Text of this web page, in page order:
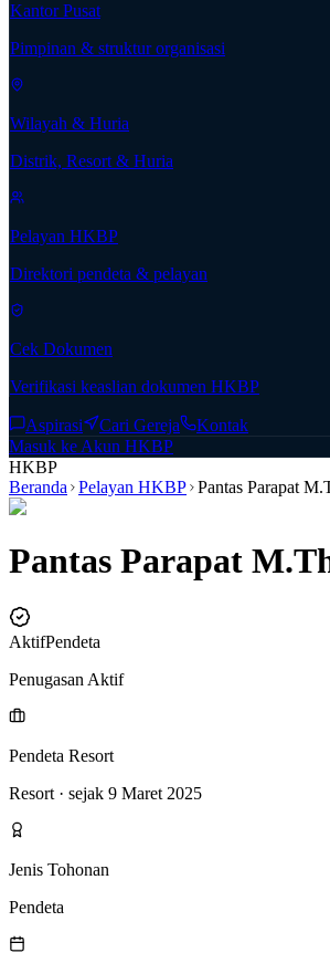
Kantor Pusat
Pimpinan & struktur organisasi
Wilayah & Huria
Distrik, Resort & Huria
Pelayan HKBP
Direktori pendeta & pelayan
Cek Dokumen
Verifikasi keaslian dokumen HKBP
Aspirasi Cari Gereja
Kontak
Masuk ke Akun HKBP
HKBP
Beranda
Pelayan HKBP Pantas Parapat
Pantas Parapat
AktifPendeta
Penugasan Aktif
Pendeta Resort
Resort · sejak 9 Maret 2025
Jenis Tohonan
Pendeta